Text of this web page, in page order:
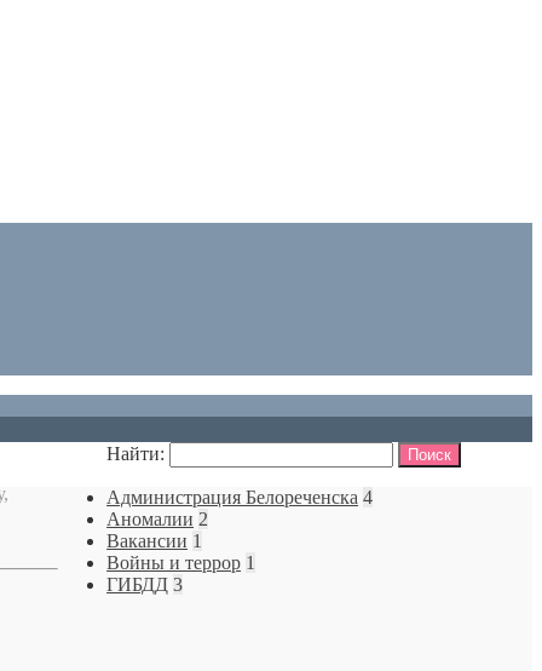
Найти:
Администрация Белореченска 4
Аномалии 2
Вакансии 1
Войны и террор 1
ГИБДД 3